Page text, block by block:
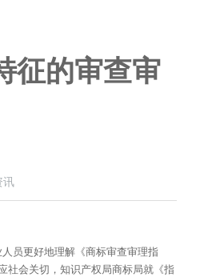
征的审查审
讯
社会关切，知识产权局商标局就《指